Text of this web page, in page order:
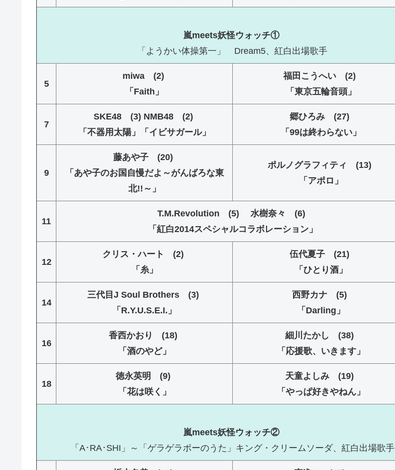
嵐meets妖怪ウォッチ①
「ようかい体操第一」 Dream5、紅白出場歌手
5
miwa (2)
「Faith」
福田こうへい (2)
「東京五輪音頭」
7
SKE48 (3) NMB48 (2)
「不器用太陽」「イビサガール」
郷ひろみ (27)
「99は終わらない」
9
藤あや子 (20)
「あや子のお国自慢だよ～がんばろな東
北!!～」
ポルノグラフィティ (13)
「アポロ」
11
T.M.Revolution (5) 水樹奈々 (6)
「紅白2014スペシャルコラボレーション」
12
クリス・ハート (2)
「糸」
伍代夏子 (21)
「ひとり酒」
14
三代目J Soul Brothers (3)
「R.Y.U.S.E.I.」
西野カナ (5)
「Darling」
16
香西かおり (18)
「酒のやど」
細川たかし (38)
「応援歌、いきます」
18
徳永英明 (9)
「花は咲く」
天童よしみ (19)
「やっぱ好きやねん」
嵐meets妖怪ウォッチ②
「A･RA･SHI」～「ゲラゲラポーのうた」キング・クリームソーダ、紅白出場歌手